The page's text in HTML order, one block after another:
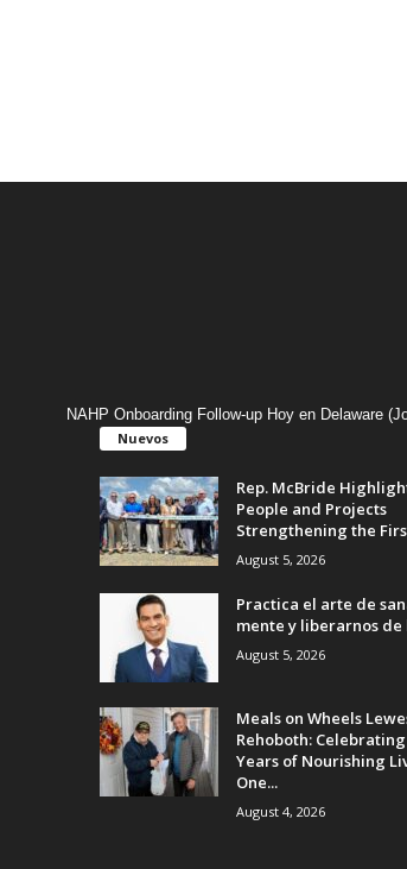
NAHP Onboarding Follow-up Hoy en Delaware
Nuevos
Rep. McBride
People and Projects
Strengthening the
August 5, 2026
Practica el arte de
mente y liberarnos de
August 5, 2026
Meals on Wheels
Rehoboth: Celebrating
Years of Nourishing
One...
August 4, 2026